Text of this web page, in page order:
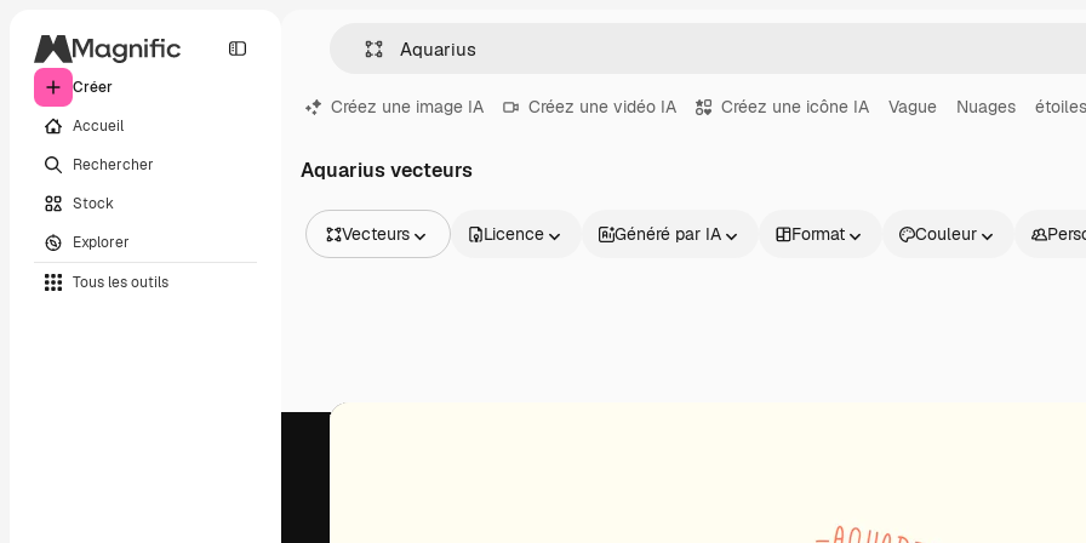
Créer
Accueil
Rechercher
Stock
Explorer
Tous les outils
Créez une image IA Créez une vidéo IA Créez une icône IA Vague Nuages étoiles
Aquarius vecteurs
Vecteurs
Vidéos
Licence Généré par IA Format Couleur
Produits